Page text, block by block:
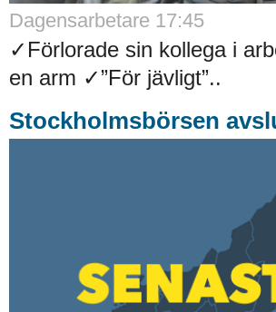
Dagensarbetare 17:45
✓Förlorade sin kollega i
en arm ✓”För jävligt”..
Stockholmsbörsen